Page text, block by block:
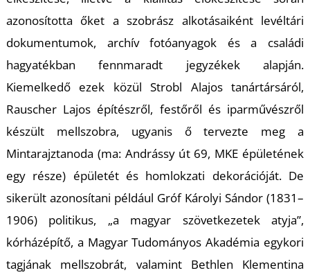
azonosította őket a szobrász alkotásaiként levéltári
dokumentumok, archív fotóanyagok és a családi
hagyatékban fennmaradt jegyzékek alapján.
Kiemelkedő ezek közül Strobl Alajos tanártársáról,
Rauscher Lajos építészről, festőről és iparművészről
készült mellszobra, ugyanis ő tervezte meg a
Mintarajztanoda (ma: Andrássy út 69, MKE épületének
egy része) épületét és homlokzati dekorációját. De
sikerült azonosítani például Gróf Károlyi Sándor (1831–
1906) politikus, „a magyar szövetkezetek atyja”,
kórházépítő, a Magyar Tudományos Akadémia egykori
tagjának mellszobrát, valamint Bethlen Klementina